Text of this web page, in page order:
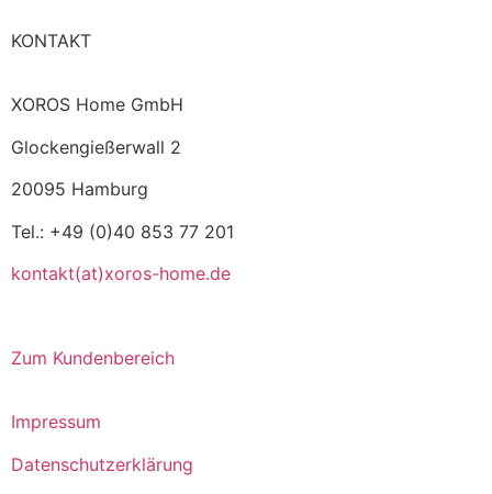
KONTAKT
XOROS Home GmbH
Glockengießerwall 2
20095 Hamburg
Tel.: +49 (0)40 853 77 201
kontakt(at)xoros-home.de
Zum Kundenbereich
Impressum
Datenschutzerklärung